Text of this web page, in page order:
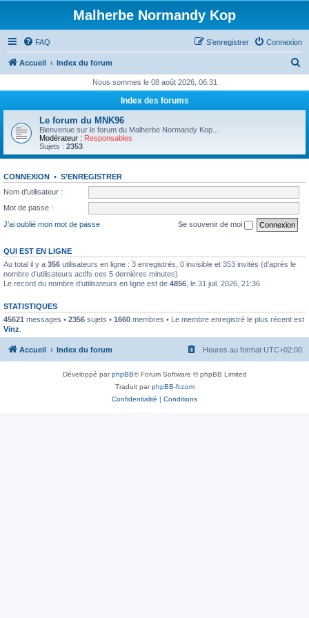
Malherbe Normandy Kop
FAQ Connexion
S’enregistrer
Accueil Index du forum
h
c
Nous sommes le 08 août 2026, 06:31
Index des forums
Le forum du MNK96
Bienvenue sur le forum du Malherbe Normandy Kop...
Modérateur : Responsables
Sujets : 2353
CONNEXION • S’ENREGISTRER
Nom d’utilisateur :
Mot de passe :
J’ai oublié mon mot de passe
Se souvenir de moi
QUI EST EN LIGNE
Au total il y a 356 utilisateurs en ligne : 3 enregistrés, 0 invisible et 353 invités (d’après le
nombre d’utilisateurs actifs ces 5 dernières minutes)
Le record du nombre d’utilisateurs en ligne est de 4856 , le 31 juil. 2026, 21:36
STATISTIQUES
45621 messages • 2356 sujets • 1660 membres • Le membre enregistré le plus récent est
Vinz
Accueil Index du forum Heures au format UTC+02:00
Développé parphpBB® Forum Software © phpBB Limited
Traduit parphpBB-fr.com
Confidentialité | Conditions